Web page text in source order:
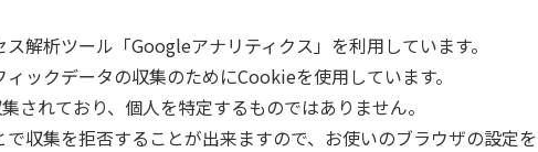
解析ツール「Googleアナリティクス」を利用しています。
ックデータの収集のためにCookieを使用しています。
されており、個人を特定するものではありません。
収集を拒否することが出来ますので、お使いのブラウザの設定を